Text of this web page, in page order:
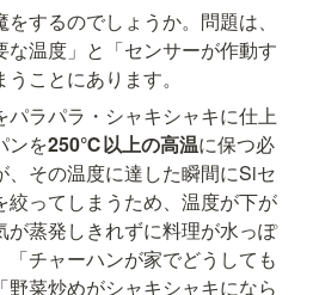
するのでしょうか。問題は、
な温度」と「センサーが作動す
ことにあります。
ラパラ・シャキシャキに仕上
ンを250℃以上の高温に保つ必
その温度に達した瞬間にSiセ
絞ってしまうため、温度が下が
が蒸発しきれずに料理が水っぽ
「チャーハンが家でどうしても
菜炒めがシャキシャキになら